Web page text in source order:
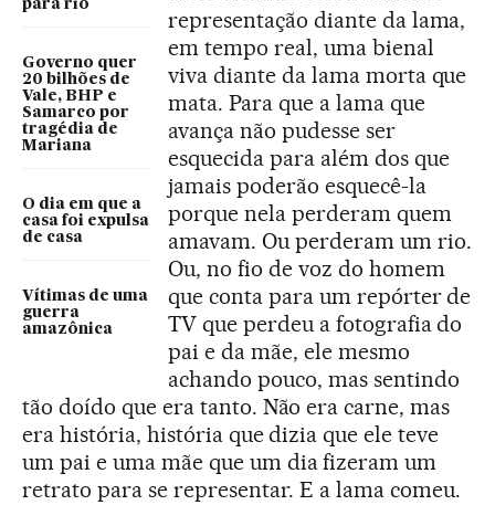
para rio
Governo quer
20 bilhões de
Vale, BHP e
Samarco por
tragédia de
Mariana
O dia em que a
casa foi expulsa
de casa
Vítimas de uma
guerra
amazônica
representação diante da lama,
em tempo real, uma bienal
viva diante da lama morta que
mata. Para que a lama que
avança não pudesse ser
esquecida para além dos que
jamais poderão esquecê-la
porque nela perderam quem
amavam. Ou perderam um rio.
Ou, no fio de voz do homem
que conta para um repórter de
TV que perdeu a fotografia do
pai e da mãe, ele mesmo
achando pouco, mas sentindo
tão doído que era tanto. Não era carne, mas
era história, história que dizia que ele teve
um pai e uma mãe que um dia fizeram um
retrato para se representar. E a lama comeu.